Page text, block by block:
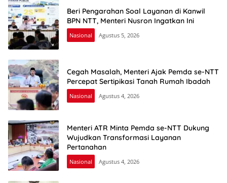
Beri Pengarahan Soal Layanan di Kanwil
BPN NTT, Menteri Nusron Ingatkan Ini
Nasional Agustus 5, 2026
Cegah Masalah, Menteri Ajak Pemda se-NTT
Percepat Sertipikasi Tanah Rumah Ibadah
Nasional Agustus 4, 2026
Menteri ATR Minta Pemda se-NTT Dukung
Wujudkan Transformasi Layanan
Pertanahan
Nasional Agustus 4, 2026